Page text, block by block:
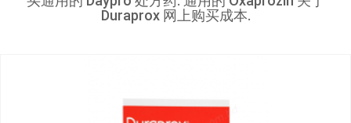
Duraprox 网上购买成本.